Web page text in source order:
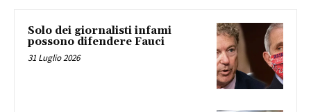
Solo dei giornalisti infami
possono difendere Fauci
31 Luglio 2026